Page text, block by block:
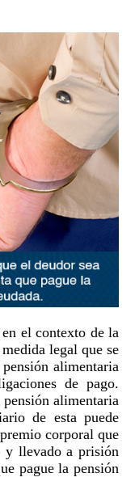
el contexto de la
legal que se
alimentaria
de pago.
alimentaria
de esta puede
corporal que
y llevado a prisión
pague la pensión